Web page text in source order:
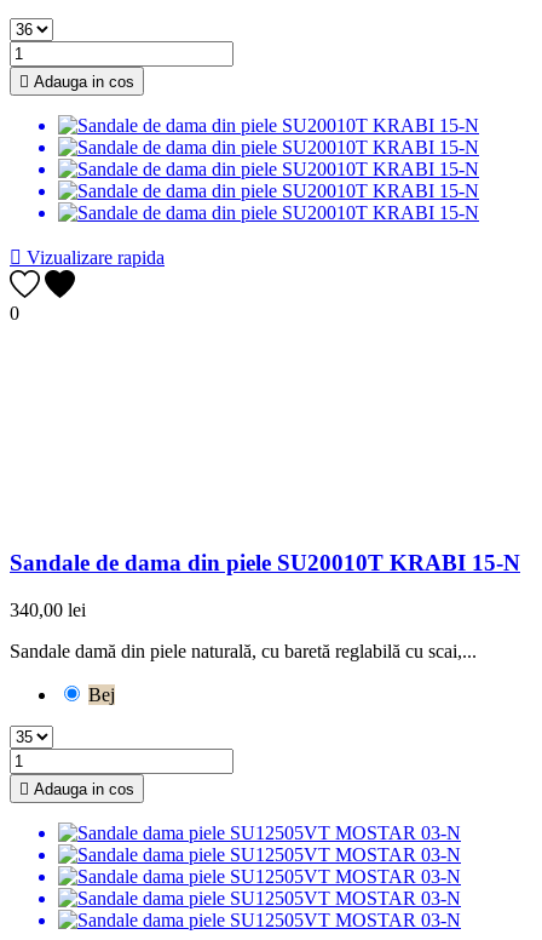
 Adauga in cos
 Vizualizare rapida
0
Sandale de dama din piele SU20010T KRABI 15-N
340,00 lei
Sandale damă din piele naturală, cu baretă reglabilă cu scai,...
Bej
 Adauga in cos